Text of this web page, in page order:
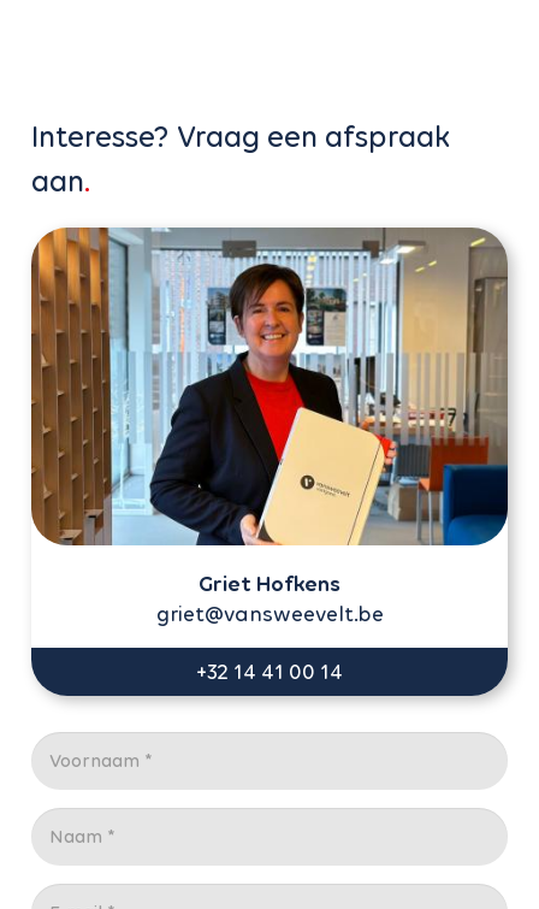
Interesse? Vraag een afspraak
aan
Griet Hofkens
griet@vansweevelt.be
+32 14 41 00 14